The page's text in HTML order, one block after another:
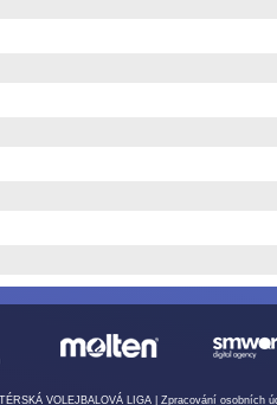
VOLEJBALOVÁ LIGA | Zpracování osobních